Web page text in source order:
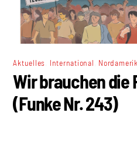
Aktuelles International
Wir brauchen die
(Funke Nr. 243)